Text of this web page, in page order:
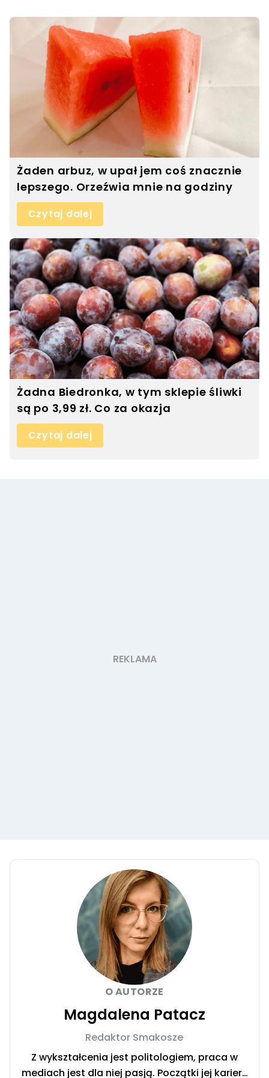
Żaden arbuz, w upał jem coś znacznie
lepszego. Orzeźwia mnie na godziny
Czytaj dalej
Żadna Biedronka, w tym sklepie śliwki
są po 3,99 zł. Co za okazja
Czytaj dalej
O AUTORZE
Magdalena Patacz
Redaktor Smakosze
Z wykształcenia jest politologiem, praca w
mediach jest dla niej pasją. Początki jej kariery